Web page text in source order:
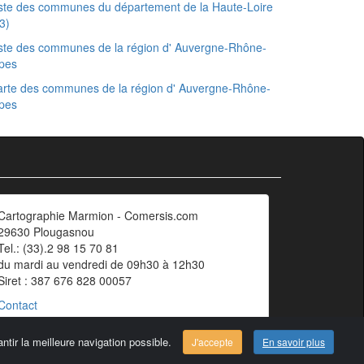
des communes du département de la Haute-Loire
des communes de la région d' Auvergne-Rhône-
des communes de la région d' Auvergne-Rhône-
la meilleure navigation possible. J'accepte En savoir plus
Marmion - Comersis.com
Plougasnou
(33).2 98 15 70 81
mardi au vendredi de 09h30 à 12h30
: 387 676 828 00057